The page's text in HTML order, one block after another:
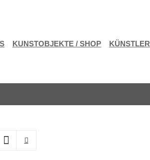
KUNSTOBJEKTE / SHOP KÜNSTLER